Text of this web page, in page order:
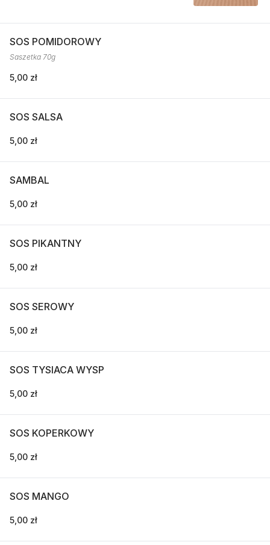
SOS POMIDOROWY
Saszetka 70g
5,00 zł
SOS SALSA
5,00 zł
SAMBAL
5,00 zł
SOS PIKANTNY
5,00 zł
SOS SEROWY
5,00 zł
SOS TYSIACA WYSP
5,00 zł
SOS KOPERKOWY
5,00 zł
SOS MANGO
5,00 zł